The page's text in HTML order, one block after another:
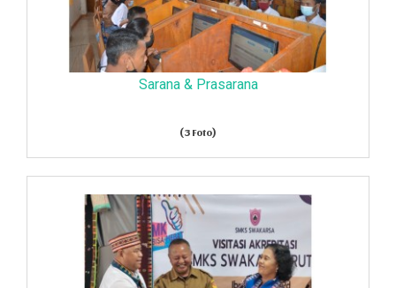
Sarana & Prasarana
(3 Foto)